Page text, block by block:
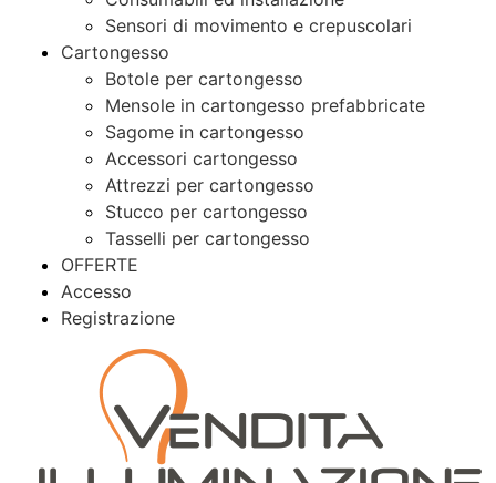
Sensori di movimento e crepuscolari
Cartongesso
Botole per cartongesso
Mensole in cartongesso prefabbricate
Sagome in cartongesso
Accessori cartongesso
Attrezzi per cartongesso
Stucco per cartongesso
Tasselli per cartongesso
OFFERTE
Accesso
Registrazione